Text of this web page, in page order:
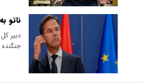
ناتو
دبیر